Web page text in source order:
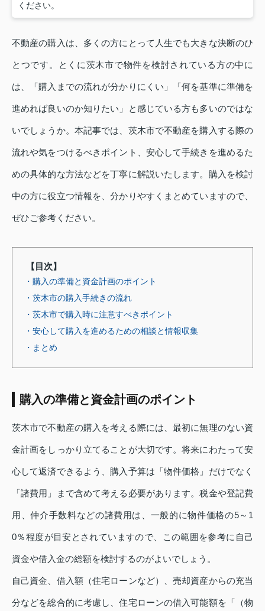
ください。
不動産の購入は、多くの方にとって人生でも大きな決断のひ
とつです。とくに茨木市で物件を検討されている方の中に
は、「購入までの流れが分かりにくい」「何を基準に準備を
進めれば良いのか知りたい」と感じている方も多いのではな
いでしょうか。本記事では、茨木市で不動産を購入する際の
流れや気をつけるべきポイント、安心して手続きを進めるた
めの具体的な方法などを丁寧に解説いたします。購入を検討
中の方に役立つ情報を、分かりやすくまとめていますので、
ぜひご参考ください。
【目次】
・購入の準備と資金計画のポイント
・茨木市の購入手続きの流れ
・茨木市で購入時に注意すべきポイント
・安心して購入を進めるための相談と情報収集
・まとめ
購入の準備と資金計画のポイント
茨木市で不動産の購入を考える際には、最初に無理のない資
金計画をしっかり立てることが大切です。将来にわたって安
心して返済できるよう、購入予算は「物件価格」だけでなく
「諸費用」まで含めて考える必要があります。税金や登記費
用、仲介手数料などの諸費用は、一般的に物件価格の5～1
0％程度が目安とされていますので、この範囲を参考に自己
資金や借入金の総額を検討するのがよいでしょう。
自己資金、借入額（住宅ローンなど）、売却資産からの充当
分などを総合的に考慮し、住宅ローンの借入可能額を「（物